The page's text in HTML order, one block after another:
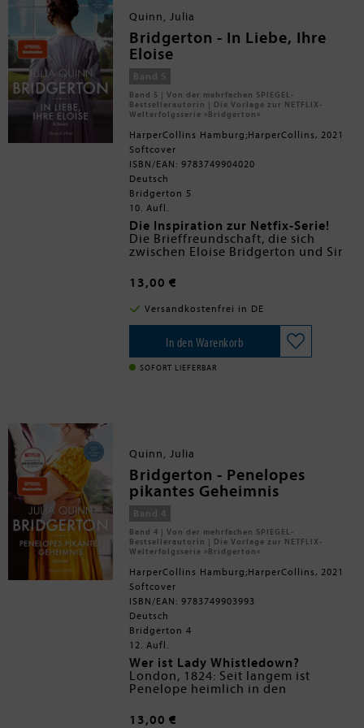
seiner Sehnsucht abzulenken. Doch
ohne Francesca hält er es nicht aus
und kehrt nach London zurück.
Gerade rechtzeitig! Denn Francesca
plant, zum zweiten Mal zu heiraten.
Quinn, Julia
Bridgerton - In Liebe, Ihre
Eloise
Band 5
Band 5 | Von der mehrfachen SPIEGEL-
Bestsellerautorin | Die Vorlage zur NETFLIX-
Welterfolgsserie »Bridgerton«
HarperCollins Hamburg;HarperCollins, 2021
Softcover
ISBN/EAN: 9783749904020
Deutsch
Bridgerton 5
10. Aufl.
Die Inspiration zur Netfix-Serie!
Die Brieffreundschaft, die sich
zwischen Eloise Bridgerton und Sir
bedeutet ihm viel. Seit seine Gattin
einer schweren Krankheit erlag,
sehnt er sich nach Gesellschaft.
Überraschend geht eines Nachts
sein Wunsch in Erfüllung, als eine
Kutsche vorfährt und die
Briefschreiberin aussteigt. Eloise ist
bereit, auf die Avancen einzugehen,
Schwester heiratet, jetzt, da er ihren
guten Ruf in Gefahr gebracht hat ...
»Einfach herrlich, voller Charme,
Humor und Esprit.« Kirkus Reviews
13,00 €
Versandkostenfrei in DE
In den Warenkorb
SOFORT LIEFERBAR
Quinn, Julia
Bridgerton - Penelopes
pikantes Geheimnis
Band 4
Band 4 | Von der mehrfachen SPIEGEL-
Bestsellerautorin | Die Vorlage zur NETFLIX-
Welterfolgsserie »Bridgerton«
HarperCollins Hamburg;HarperCollins, 2021
Softcover
ISBN/EAN: 9783749903993
Deutsch
Bridgerton 4
12. Aufl.
Wer ist Lady Whistledown?
London, 1824: Seit langem ist
Penelope heimlich in den
verliebt - hoffnungslos, da der
»Wer noch nie einen Liebesroman
13,00 €